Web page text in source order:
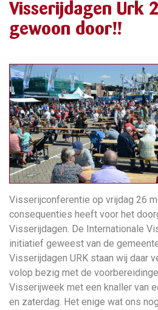
Visserijdagen Urk
gewoon door!!
Visserijconferentie op vrijdag 26
consequenties heeft voor het
Visserijdagen. De Internationale
initiatief geweest van de
Visserijdagen URK staan wij daar
volop bezig met de
Visserijweek met een knaller van
en zaterdag. Het enige wat ons